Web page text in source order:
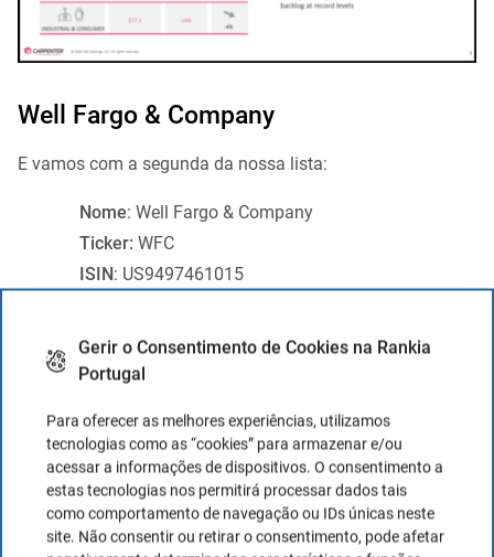
Gerir o Consentimento de Cookies na Rankia
Portugal
Para oferecer as melhores experiências, utilizamos
tecnologias como as “cookies” para armazenar e/ou
acessar a informações de dispositivos. O consentimento a
estas tecnologias nos permitirá processar dados tais
como comportamento de navegação ou IDs únicas neste
site. Não consentir ou retirar o consentimento, pode afetar
Well Fargo & Company
E vamos com a segunda da nossa lista:
Nome: Well Fargo & Company
Ticker: WFC
ISIN: US9497461015
Wells Fargo é um desses bancos bem-sucedidos no que
diz respeito à diversificação dos seus ativos, além de ser o
quinto no setor financeiro. Com um aumento próximo de
30% no que vai de 2024, analistas do UBS antecipam que
grandes bancos como Wells Fargo poderiam beneficiar-se
regulamentações de capital e liquidez menos
rigorosassob a nova liderança da administração Trump.